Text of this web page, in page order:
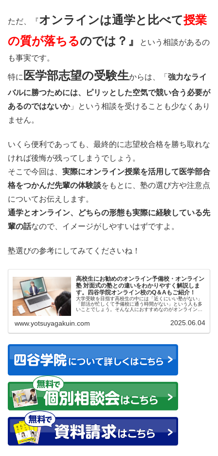
ただ、『オンラインは通学と比べて授業
の質が落ちるのでは？』
という相談があるの
も事実です。
特に 医学部志望の受験生からは、「 強力なライ
バルに勝つためには、ピリッとした空気で競い合う必要が
あるのではないか」という相談を受けることも少なくあり
ません。
いくら便利であっても、最終的に志望校合格を勝ち取れな
ければ後悔が残ってしまうでしょう。
そこで今回は、 実際にオンライン授業を活用して医学部合
格をつかんだ先輩の体験談をもとに、塾の選び方や注意点
についてお伝えします。
通学とオンライン、どちらの形態も実際に経験している先
輩の話なので、イメージがしやすいはずですよ。
塾選びの参考にしてみてくださいね！
高校生にお勧めのオンライン予備校・オンライン
塾 対面式の塾との違いをわかりやすく解説しま
す。四谷学院オンライン校のQ＆Aもご紹介！
大学受験を目指す高校生の中には「近くにいい塾がない」
「部活が忙しくて予備校に通う時間がない」という人も多
いことでしょう。そんな人におすすめなのがオンライン予
www.yotsuyagakuin.com 2025.06.04